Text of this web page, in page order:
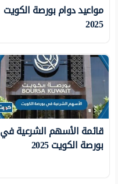
مواعيد دوام بورصة الكويت
2025
قائمة الأسهم الشرعية في
بورصة الكويت 2025